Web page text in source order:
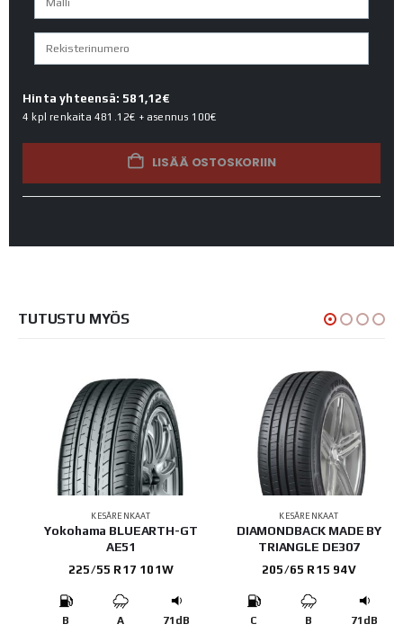
Hinta yhteensä: 581,12€
4 kpl renkaita 481.12€ + asennus 100€
LISÄÄ OSTOSKORIIN
TUTUSTU MYÖS
KESÄRENKAAT
Yokohama BLUEARTH-GT
AE51
225/55 R17 101W
B A 71dB
KESÄRENKAAT
DIAMONDBACK MADE BY
TRIANGLE DE307
205/65 R15 94V
C B 71dB